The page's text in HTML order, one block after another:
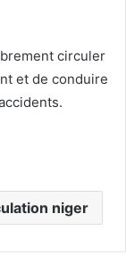
circuler
et de conduire
niger